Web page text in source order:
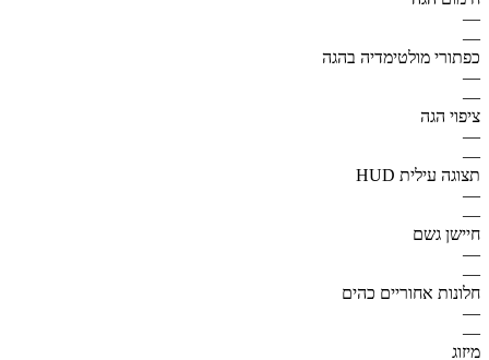
—
—
כפתורי מולטימדיה בהגה
—
—
ציפוי הגה
—
—
תצוגה עילית HUD
—
—
חיישן גשם
—
—
חלונות אחוריים כהים
—
—
מיזוג